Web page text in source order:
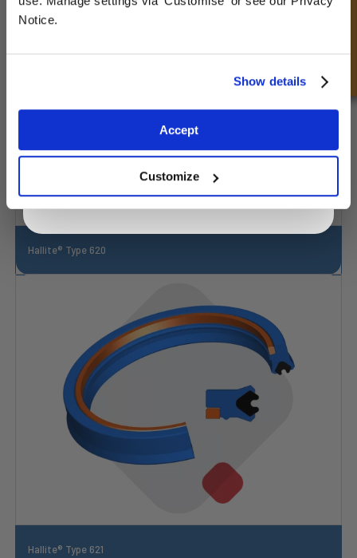
Notice.
Show details
Accept
Customize
Hallite® Type 620
Hallite® Type 621
Snel onderzoek
By entering your email address you are agreeing to our
privacy policy.